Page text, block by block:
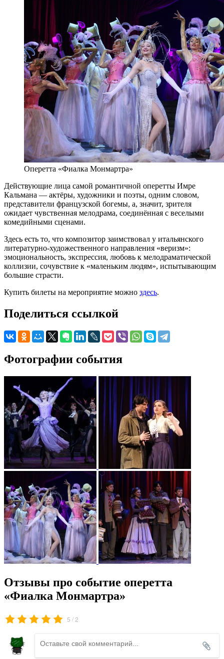
Оперетта «Фиалка Монмартра»
Действующие лица самой романтичной оперетты Имре
Кальмана — актёры, художники и поэты, одним словом,
представители французской богемы, а, значит, зрителя
ожидает чувственная мелодрама, соединённая с веселыми
комедийными сценами.
Здесь есть то, что композитор заимствовал у итальянского
литературно-художественного направления «веризм»:
эмоциональность, экспрессия, любовь к мелодраматической
коллизии, сочувствие к «маленьким людям», испытывающим
большие страсти.
Купить билеты на мероприятие можно здесь.
Поделиться ссылкой
Фотографии события
Отзывы про событие оперетта
«Фиалка Монмартра»
5 /2